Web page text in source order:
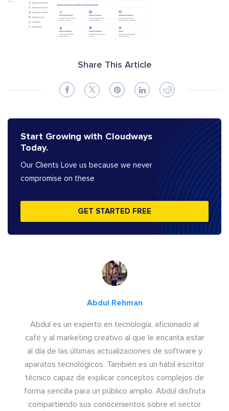
Share This Article
Start Growing with Cloudways
Today.
Our Clients Love us because we never
compromise on these
GET STARTED FREE
Abdul Rehman
Abdul es un experto en tecnología, aficionado al
café y al marketing creativo al que le encanta estar
al día de las últimas actualizaciones de software y
aparatos tecnológicos. También es un hábil escritor
técnico capaz de explicar conceptos complejos de
forma sencilla para un público amplio. Abdul disfruta
compartiendo sus conocimientos sobre el sector